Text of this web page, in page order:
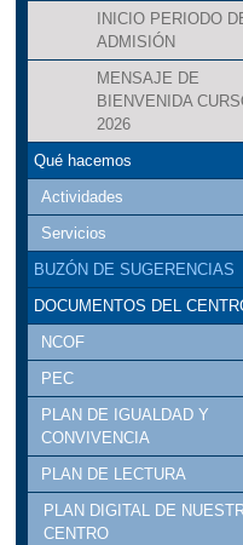
INICIO PERIODO
ADMISIÓN
MENSAJE DE
BIENVENIDA
2026
Qué hacemos
Actividades
Servicios
BUZÓN DE SUGERENCIAS
DOCUMENTOS DEL
NCOF
PEC
PLAN DE IGUALDAD Y
CONVIVENCIA
PLAN DE LECTURA
PLAN DIGITAL DE
CENTRO